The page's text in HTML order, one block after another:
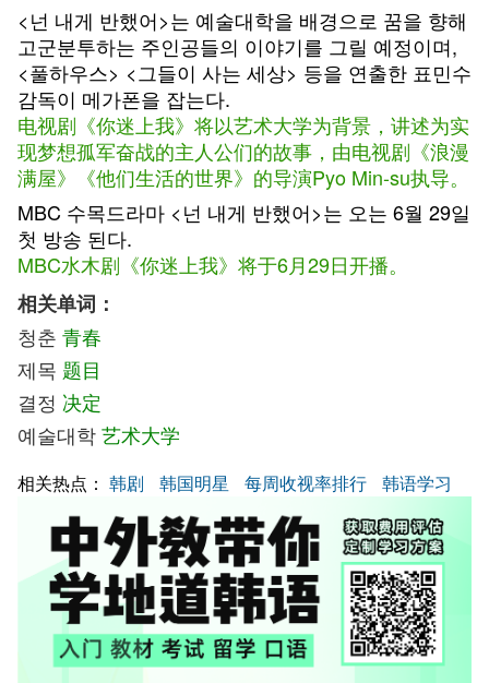
<넌 내게 반했어>는 예술대학을 배경으로 꿈을 향해
고군분투하는 주인공들의 이야기를 그릴 예정이며,
<풀하우스> <그들이 사는 세상> 등을 연출한 표민수
감독이 메가폰을 잡는다.
电视剧《你迷上我》将以艺术大学为背景，讲述为实
现梦想孤军奋战的主人公们的故事，由电视剧《浪漫
满屋》《他们生活的世界》的导演Pyo Min-su执导。
MBC 수목드라마 <넌 내게 반했어>는 오는 6월 29일
첫 방송 된다.
MBC水木剧《你迷上我》将于6月29日开播。
相关单词：
청춘 青春
제목 题目
결정 决定
예술대학艺术大学
相关热点： 韩剧 韩国明星 每周收视率排行 韩语学习